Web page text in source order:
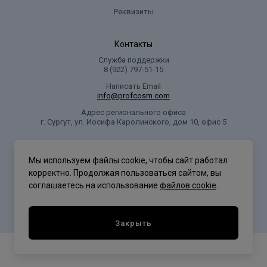
Реквизиты
Контакты
Служба поддержки
8 (922) 797‑51-15
Написать Email
info@profcosm.com
Адрес регионального офиса
г. Сургут, ул. Иосифа Каролинского, дом 10, офис 5
Мы используем файлы cookie, чтобы сайт работал
корректно. Продолжая пользоваться сайтом, вы
соглашаетесь на использование файлов cookie
Закрыть